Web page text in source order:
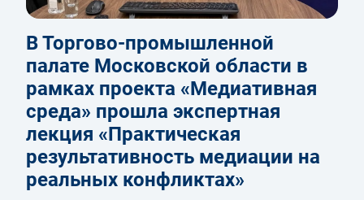
В Торгово-промышленной
палате Московской области в
рамках проекта «Медиативная
среда» прошла экспертная
лекция «Практическая
результативность медиации на
реальных конфликтах»